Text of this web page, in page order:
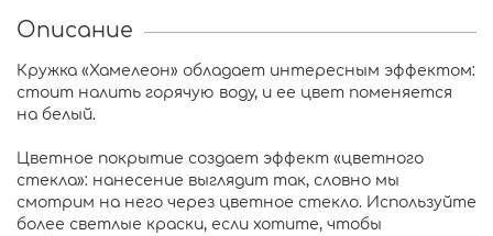
Описание
Кружка «Хамелеон» обладает интересным эффектом:
стоит налить горячую воду, и ее цвет поменяется
на белый.
Цветное покрытие создает эффект «цветного
стекла»: нанесение выглядит так, словно мы
смотрим на него через цветное стекло. Используйте
более светлые краски, если хотите, чтобы